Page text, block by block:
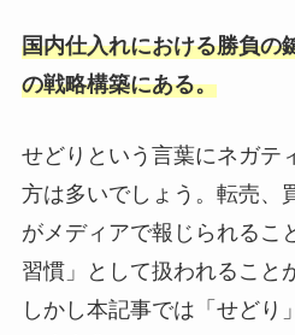
国内仕入れにおける勝負の
の戦略構築にある。
せどりという言葉にネガテ
方は多いでしょう。転売、
がメディアで報じられるこ
習慣」として扱われること
しかし本記事では「せどり